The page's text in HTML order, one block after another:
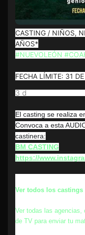
CASTING / NIÑOS,
AÑOS*
#NUEVOLEÓN
FECHA LÍMITE: 31
3 d
El casting se realiza
Convoca a esta
castinera:
BM CASTING
https://
Ver todos los castings
Ver todas las agencias,
de TV para enviar tu